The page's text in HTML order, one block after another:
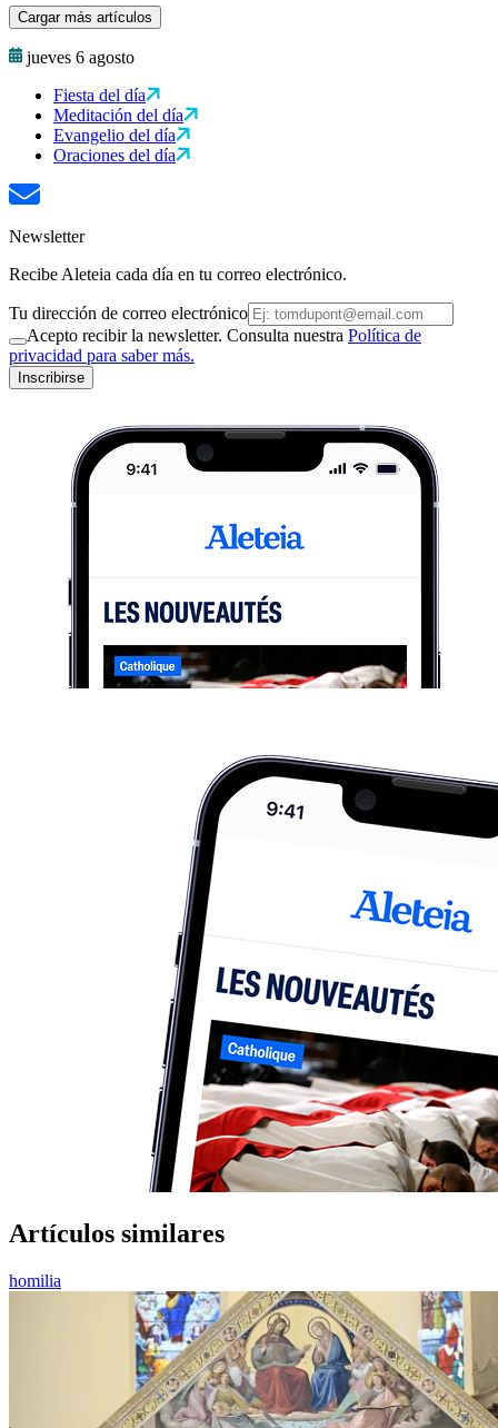
Cargar más artículos
jueves 6 agosto
Fiesta del día
Meditación del día
Evangelio del día
Oraciones del día
Newsletter
Recibe Aleteia cada día en tu correo electrónico.
Tu dirección de correo electrónico
Acepto recibir la newsletter. Consulta nuestra Política de
privacidad para saber más.
Inscribirse
Artículos similares
homilia